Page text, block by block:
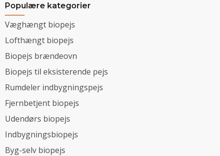
Populære kategorier
Væghængt biopejs
Lofthængt biopejs
Biopejs brændeovn
Biopejs til eksisterende pejs
Rumdeler indbygningspejs
Fjernbetjent biopejs
Udendørs biopejs
Indbygningsbiopejs
Byg-selv biopejs